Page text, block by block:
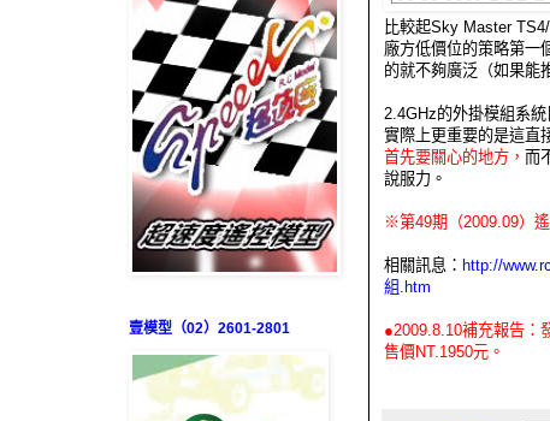
比較起Sky Master
廠方低價位的策略第一
的就不夠廣泛（如果能
2.4GHz的外掛模組系
實際上更重要的是這直
首先要關心的地方， 而
說服力。
※第49期（2009.09）
相關訊息： http://
組.htm
●2009.8.10補充報告：
售價NT.1950元。
壹模型（02）2601-2801